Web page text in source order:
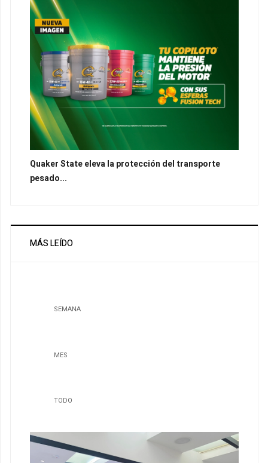
Quaker State eleva la protección del transporte
pesado...
MÁS LEÍDO
SEMANA
MES
TODO